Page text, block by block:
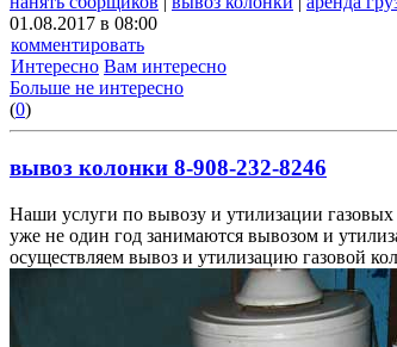
01.08.2017 в 08:00
комментировать
Интересно Вам интересно
Больше не интересно
(0)
вывоз колонки 8-908-232-8246
Наши услуги по вывозу и утилизации
уже не один год занимаются вывозом и
осуществляем вывоз и утилизацию газовой